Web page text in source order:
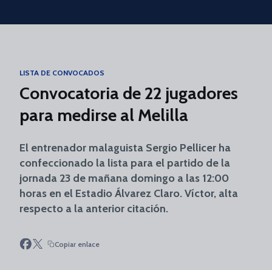
Skip to main content
LISTA DE CONVOCADOS
Convocatoria de 22 jugadores
para medirse al Melilla
El entrenador malaguista Sergio Pellicer ha
confeccionado la lista para el partido de la
jornada 23 de mañana domingo a las 12:00
horas en el Estadio Álvarez Claro. Víctor, alta
respecto a la anterior citación.
Copiar enlace